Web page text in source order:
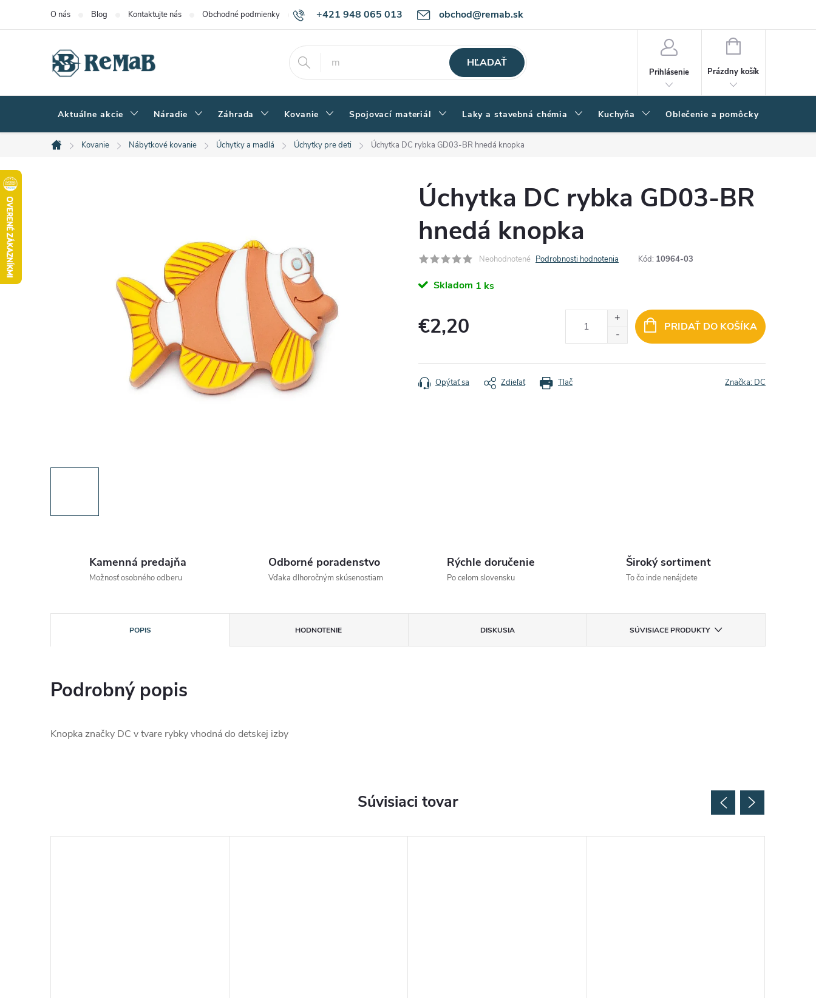
+421 948 065 013 obchod@remab.sk
O nás Blog Kontaktujte nás Obchodné podmienky Podmienky ochrany osobných údajov Ako nakupovať
HĽADAŤ
Prihlásenie
NÁKUPNÝ
Prázdny košík
Aktuálne akcie Náradie Záhrada Kovanie Spojovací materiál Laky a stavebná chémia Kuchyňa Oblečenie a pomôcky
Domov
Kovanie Nábytkové kovanie Úchytky a madlá Úchytky pre deti Úchytka DC rybka GD03-BR hnedá knopka
Úchytka DC rybka GD03-BR
hnedá knopka
Neohodnotené Podrobnosti hodnotenia Kód: 10964-03
Skladom 1 ks
€2,20 PRIDAŤ DO KOŠÍKA
Tlač
Opýtať sa Zdieľať Značka: DC
Kamenná predajňa
Možnosť osobného odberu
Odborné poradenstvo
Vďaka dlhoročným skúsenostiam
Rýchle doručenie
Po celom slovensku
Široký sortiment
To čo inde nenájdete
POPIS HODNOTENIE DISKUSIA SÚVISIACE PRODUKTY
Podrobný popis
Knopka značky DC v tvare rybky vhodná do detskej izby
Súvisiaci tovar